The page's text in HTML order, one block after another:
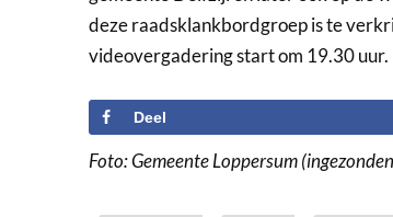
deze raadsklankbordgroep is te
videovergadering start om 19.30 uur.
Deel
Foto: Gemeente Loppersum